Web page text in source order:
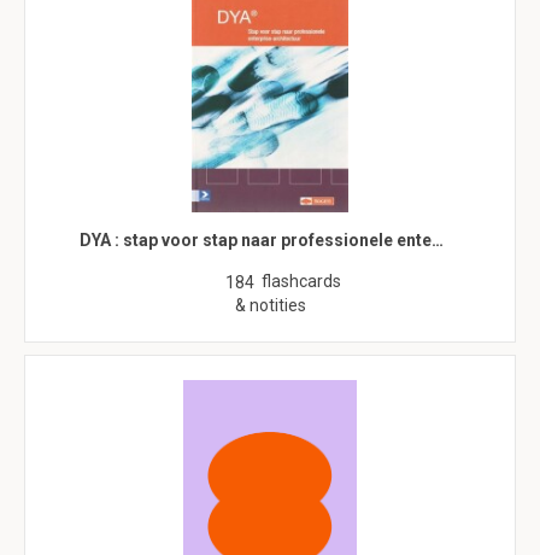
DYA : stap voor stap naar professionele ente…
184 flashcards
& notities